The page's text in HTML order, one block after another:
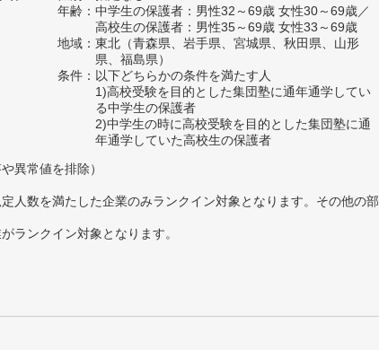
年齢：中学生の保護者：男性32～69歳 女性30～69歳／
高校生の保護者：男性35～69歳 女性33～69歳
地域：東北（青森県、岩手県、宮城県、秋田県、山形
県、福島県）
条件：以下どちらかの条件を満たす人
1)高校受験を目的とした集団塾に通年通学してい
る中学生の保護者
2)中学生の時に高校受験を目的とした集団塾に通
年通学していた高校生の保護者
異常値を排除）
人数を満たした企業のみランクイン対象となります。その他の部
ランクイン対象となります。